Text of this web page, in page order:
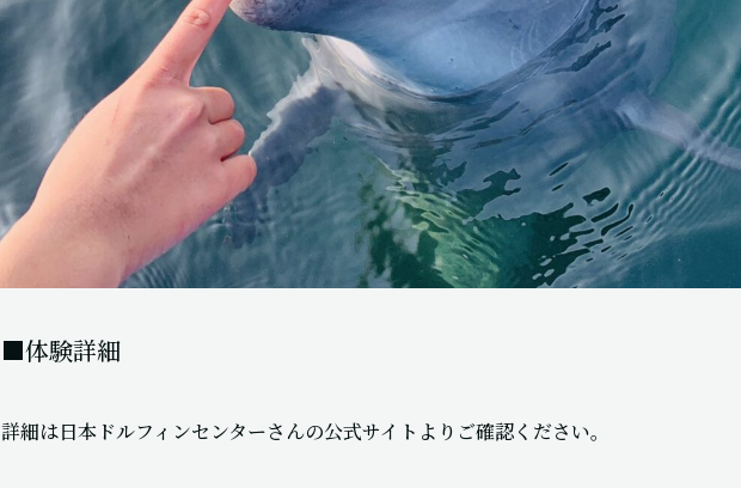
■体験詳細
詳細は日本ドルフィンセンターさんの公式サイトよりご確認ください。